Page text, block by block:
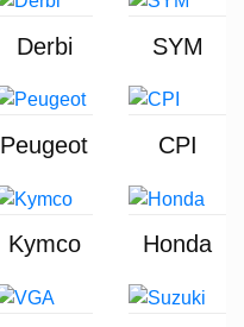
Derbi SYM
Peugeot CPI
Kymco Honda